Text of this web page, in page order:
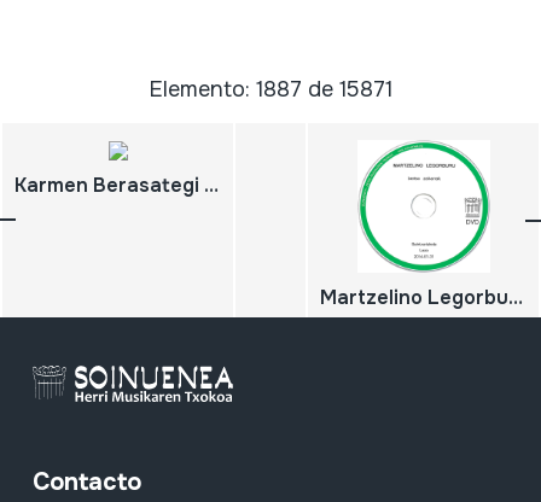
Elemento: 1887 de 15871
Karmen Berasategi eta Juan Jose Irastorza; Karrika. Oiartzun. 1995-10-10
Martzelino Legorburu Bertso zaharrak Gaintxurizketa. Lezo. 2014-01-31
Contacto